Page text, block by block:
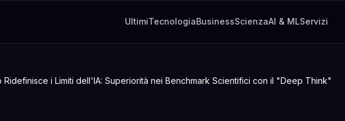
UltimiTecnologiaBusinessScienzaAI & MLServizi
Ridefinisce i Limiti dell'IA: Superiorità nei Benchmark Scientifici con il "Deep Think"